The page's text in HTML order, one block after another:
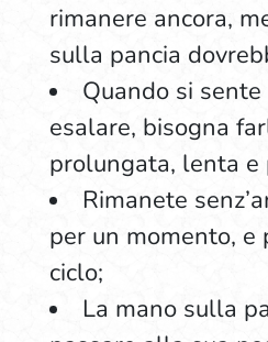
rimanere ancora,
sulla pancia
Quando si
esalare, bisogna
prolungata, lenta e
Rimanete
per un momento,
ciclo;
La mano sulla